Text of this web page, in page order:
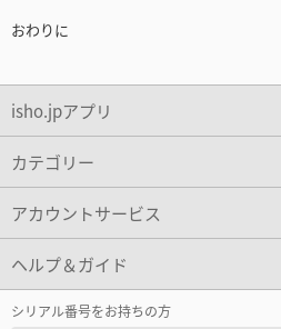
おわりに
isho.jpアプリ
カテゴリー
アカウントサービス
ヘルプ＆ガイド
シリアル番号をお持ちの方